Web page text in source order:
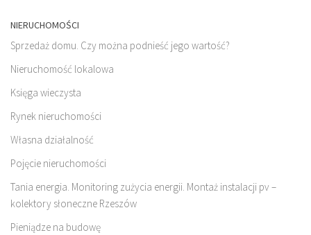
NIERUCHOMOŚCI
Sprzedaż domu. Czy można podnieść jego wartość?
Nieruchomość lokalowa
Księga wieczysta
Rynek nieruchomości
Własna działalność
Pojęcie nieruchomości
Tania energia. Monitoring zużycia energii. Montaż instalacji pv –
kolektory słoneczne Rzeszów
Pieniądze na budowę